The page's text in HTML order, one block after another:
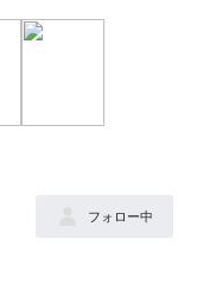
フォロー中